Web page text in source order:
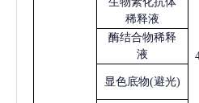
稀释液
酶结合物稀释
液
显色底物(避光)